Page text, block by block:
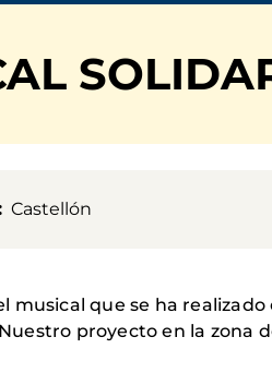
Castellón
musical que se ha
proyecto en la zona